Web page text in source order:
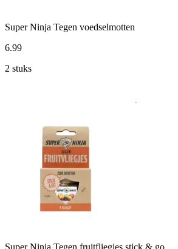
Super Ninja Tegen voedselmotten
6.99
2 stuks
Super Ninja Tegen fruitfliegjes stick & go